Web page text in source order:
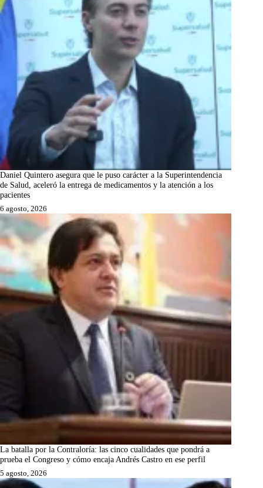
Daniel Quintero asegura que le puso carácter a la Superintendencia
de Salud, aceleró la entrega de medicamentos y la atención a los
pacientes
6 agosto, 2026
La batalla por la Contraloría: las cinco cualidades que pondrá a
prueba el Congreso y cómo encaja Andrés Castro en ese perfil
5 agosto, 2026